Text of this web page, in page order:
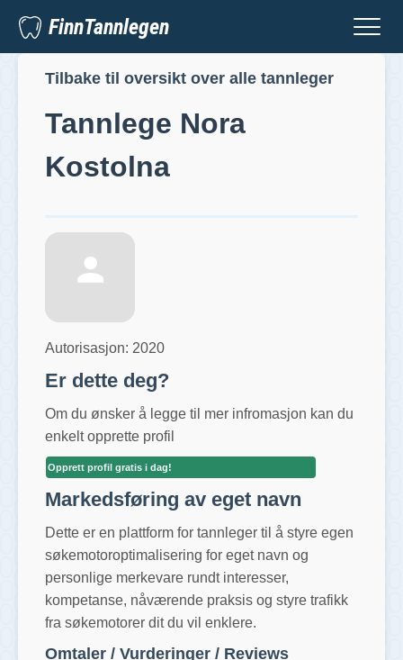
FinnTannlegen
Tilbake til oversikt over alle tannleger
Tannlege Nora
Kostolna
Autorisasjon: 2020
Er dette deg?
Om du ønsker å legge til mer infromasjon kan du
enkelt opprette profil
Opprett profil gratis i dag!
Markedsføring av eget navn
Dette er en plattform for tannleger til å styre egen
søkemotoroptimalisering for eget navn og
personlige merkevare rundt interesser,
kompetanse, nåværende praksis og styre trafikk
fra søkemotorer dit du vil enklere.
Omtaler / Vurderinger / Reviews